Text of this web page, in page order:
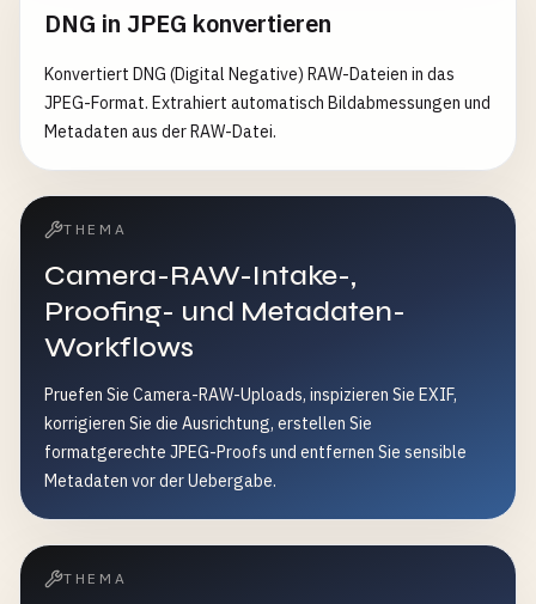
DNG in JPEG konvertieren
Konvertiert DNG (Digital Negative) RAW-Dateien in das
JPEG-Format. Extrahiert automatisch Bildabmessungen und
Metadaten aus der RAW-Datei.
THEMA
Camera-RAW-Intake-,
Proofing- und Metadaten-
Workflows
Pruefen Sie Camera-RAW-Uploads, inspizieren Sie EXIF,
korrigieren Sie die Ausrichtung, erstellen Sie
formatgerechte JPEG-Proofs und entfernen Sie sensible
Metadaten vor der Uebergabe.
THEMA